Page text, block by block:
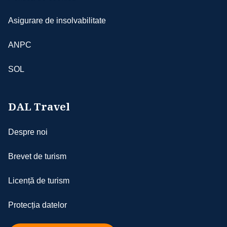
făcută răspunzătoare pentru suportarea
- aşezarea turiştilor în autocar se va face
- agenţia nu-şi asumă responsabilitatea în
cazul în care anumite obiective nu pot fi
realizate din motive independente de
aceasta
- conform legilor internaţionale, doar ghizii
locali au dreptul să ofere explicaţii în
interiorul muzeelor, monumentelor etc.;
altfel, conducătorii de grup vor oferi
explicaţii turiştilor doar în afara obiectivelor
turistice; ghizii locali pot fi angajaţi contra
cost doar cu acordul turiştilor interesaţi de
Asigurare de insolvabilitate
ANPC
SOL
DAL Travel
Despre noi
Brevet de turism
Licență de turism
Protecția datelor